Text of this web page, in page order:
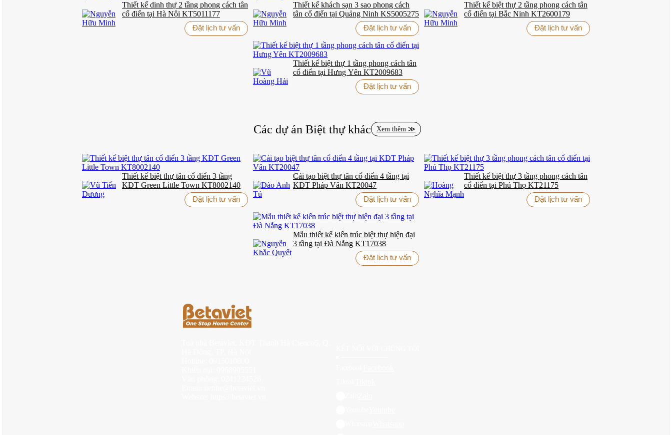
Màu sắc chủ đạo là trắng tinh khôi được phối hợp khéo léo với những điểm nhấn màu vàng kem và nâu gỗ tự nhiên. Sự lựa chọn này không chỉ tạo nên vẻ đẹp thanh lịch mà còn giúp ngôi biệt thự hòa quyện
với cảnh quan xung quanh một cách tự nhiên.
Đặc biệt ấn tượng là hệ thống cửa sổ vòm với những khung cửa được thiết kế theo tỷ lệ hoàn hảo. Kính cường lực cao cấp kết hợp với khung nhôm sơn tĩnh điện màu trắng không chỉ đảm bảo độ bền mà còn
tối ưu hóa khả năng cách nhiệt và chống ồn. Những ban công nhỏ xinh được trang trí bằng lan can sắt uốn lượn như những dải lụa mềm mại, tạo điểm nhấn nghệ thuật cho mặt tiền.
được thể hiện một cách tinh tế qua từng góc cạnh. Từ sảnh chính với trần nhà cao được trang trí họa tiết cầu kỳ đến phòng khách rộng rãi với bộ
tân cổ điển, tủ quần áo gỗ tự nhiên và những món đồ trang trí tinh xảo. Mỗi phòng tắm đều được ốp đá marble cao cấp với thiết bị vệ sinh hàng đầu thế giới, mang đến trải nghiệm spa tại gia đích thực.
– 15 năm chuyên sâu thiết kế kiến trúc tân cổ điển, phục vụ hơn 10.000 khách hàng toàn quốc. ONE STOP HOME CENTER
Hotline: 0915.010.800(24/7)
tư vấn chuyên sâu bởi KTS >10 năm kinh nghiệm
(tối đa 300 triệu) nội thất nhập khẩu cao cấp
Website: BETAVIET.VN
Thiết kế dinh thự 2 tầng phong cách tân
cổ điển tại Hà Nội KT5011177
Đặt lịch tư vấn
Thiết kế khách sạn 3 sao phong cách
tân cổ điển tại Quảng Ninh KS5005275
Đặt lịch tư vấn
Thiết kế biệt thự 2 tầng phong cách tân
cổ điển tại Bắc Ninh KT2600179
Đặt lịch tư vấn
Thiết kế biệt thự 1 tầng phong cách tân
cổ điển tại Hưng Yên KT2009683
Đặt lịch tư vấn
Các dự án Biệt thựkhác Xem thêm ≫
Thiết kế biệt thự tân cổ điển 3 tầng
KĐT Green Little Town KT8002140
Đặt lịch tư vấn
Cải tạo biệt thự tân cổ điển 4 tầng tại
KĐT Pháp Vân KT20047
Đặt lịch tư vấn
Thiết kế biệt thự 3 tầng phong cách tân
cổ điển tại Phú Thọ KT21175
Đặt lịch tư vấn
Mẫu thiết kế kiến trúc biệt thự hiện đại
3 tầng tại Đà Nẵng KT17038
Đặt lịch tư vấn